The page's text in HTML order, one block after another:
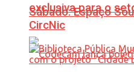
exclusiva para o
Sábado: Espaço
CircNic